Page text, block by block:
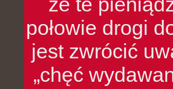
połowie drogi
jest zwrócić
„chęć